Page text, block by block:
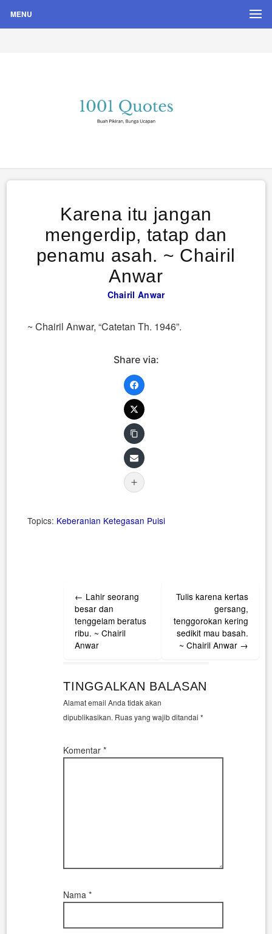
MENU
Quote Hari Puisi
Karena itu jangan
mengerdip, tatap dan
penamu asah. ~ Chairil
Anwar
Chairil Anwar
~ Chairil Anwar, “Catetan Th. 1946”.
Share via:
Topics: Keberanian Ketegasan Puisi
navigation
← Lahir seorang
besar dan
tenggelam beratus
ribu. ~ Chairil
Anwar
Tulis karena kertas
gersang,
tenggorokan kering
sedikit mau basah.
~ Chairil Anwar →
TINGGALKAN BALASAN
Alamat email Anda tidak akan
dipublikasikan. Ruas yang wajib ditandai*
Komentar*
Nama*